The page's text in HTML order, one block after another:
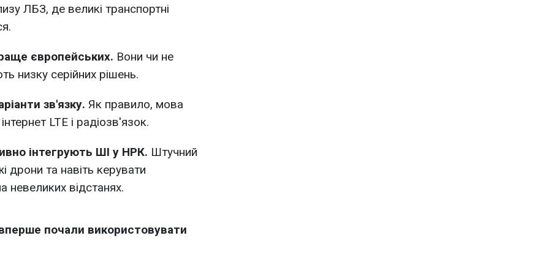
ЛБЗ, де великі транспортні
європейських. Вони чи не
низку серійних рішень.
зв'язку. Як правило, мова
LTE і радіозв'язок.
інтегрують ШІ у НРК. Штучний
дрони та навіть керувати
невеликих відстанях.
вперше почали використовувати